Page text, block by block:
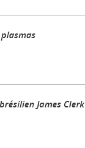
James Clerk